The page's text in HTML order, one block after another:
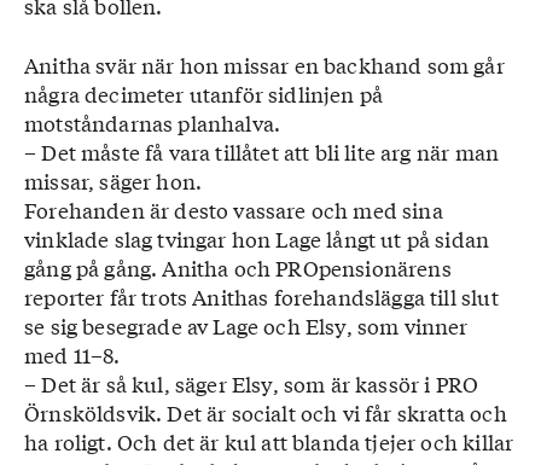
Anitha svär när hon missar en backhand som går
några decimeter utanför sidlinjen på
motståndarnas planhalva.
– Det måste få vara tillåtet att bli lite arg när man
missar, säger hon.
Forehanden är desto vassare och med sina
vinklade slag tvingar hon Lage långt ut på sidan
gång på gång. Anitha och PROpensionärens
reporter får trots Anithas forehandslägga till slut
se sig besegrade av Lage och Elsy, som vinner
med 11–8.
– Det är så kul, säger Elsy, som är kassör i PRO
Örnsköldsvik. Det är socialt och vi får skratta och
ha roligt. Och det är kul att blanda tjejer och killar